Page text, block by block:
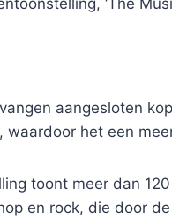
aangesloten
waardoor het een
toont meer dan
en rock, die door